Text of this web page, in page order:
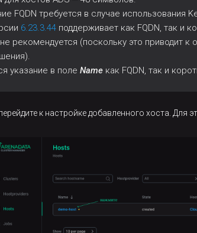
FQDN требуется в случае использования
6.23.3.44 поддерживает как FQDN, так и
рекомендуется (поскольку это приводит
указание в поле Name как FQDN, так и
к настройке добавленного хоста. Для